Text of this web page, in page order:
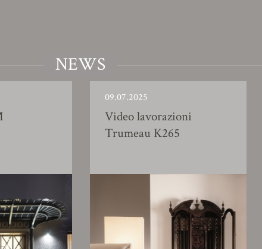
NEWS
09.07.2025
Video lavorazioni
Trumeau K265